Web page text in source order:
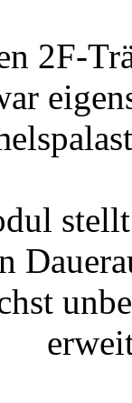
2F-